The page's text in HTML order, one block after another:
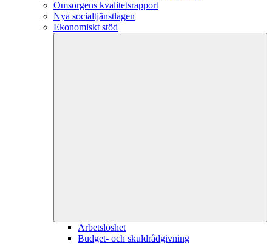
Omsorgens kvalitetsrapport
Nya socialtjänstlagen
Ekonomiskt stöd
Arbetslöshet
Budget- och skuldrådgivning